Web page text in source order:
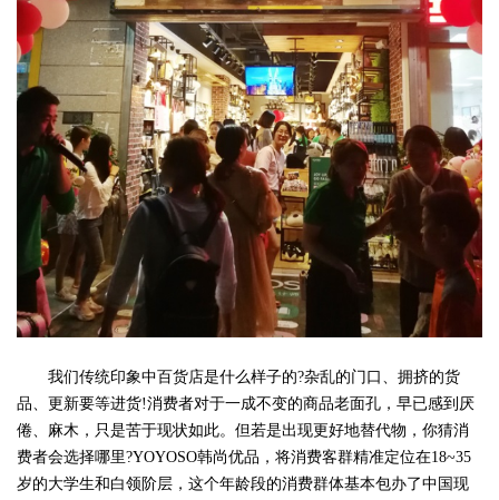
我们传统印象中百货店是什么样子的?杂乱的门口、拥挤的货
品、更新要等进货!消费者对于一成不变的商品老面孔，早已感到厌
倦、麻木，只是苦于现状如此。但若是出现更好地替代物，你猜消
费者会选择哪里?YOYOSO韩尚优品，将消费客群精准定位在18~35
岁的大学生和白领阶层，这个年龄段的消费群体基本包办了中国现